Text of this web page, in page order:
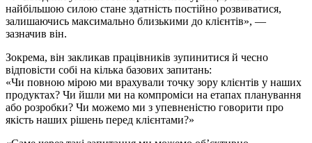
найбільшою силою стане здатність постійно розвиватися,
залишаючись максимально близькими до клієнтів», —
зазначив він.
Зокрема, він закликав працівників зупинитися й чесно
відповісти собі на кілька базових запитань:
«Чи повною мірою ми врахували точку зору клієнтів у наших
продуктах? Чи йшли ми на компроміси на етапах планування
або розробки? Чи можемо ми з упевненістю говорити про
якість наших рішень перед клієнтами?»